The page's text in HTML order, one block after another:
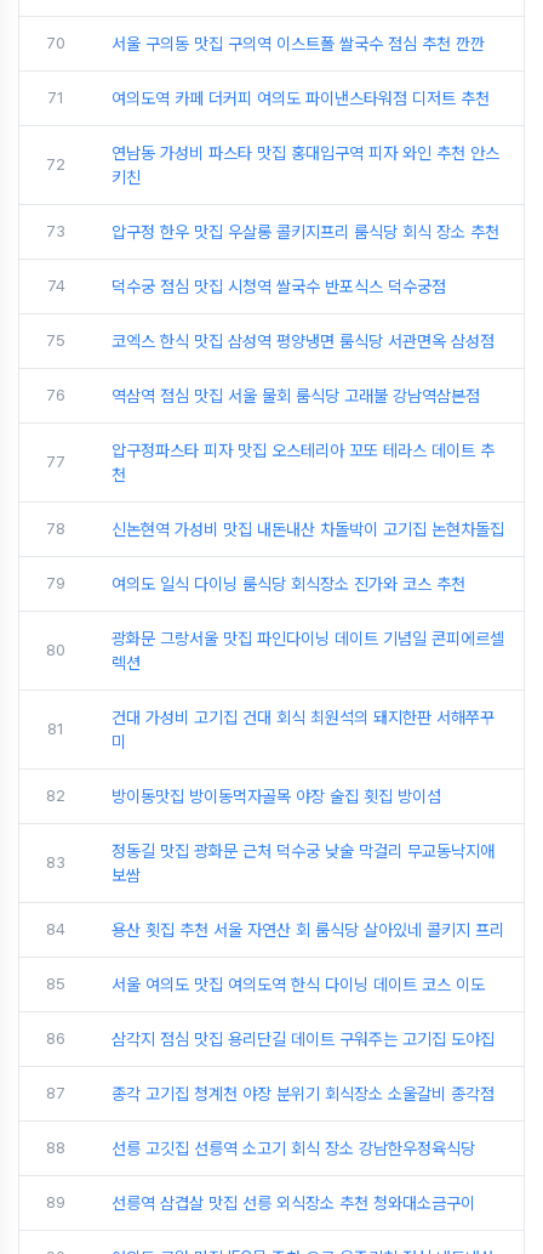
70 서울 구의동 맛집 구의역 이스트폴 쌀국수 점심 추천 깐깐
71 여의도역 카페 더커피 여의도 파이낸스타워점 디저트 추천
72
연남동 가성비 파스타 맛집 홍대입구역 피자 와인 추천 안스
키친
73 압구정 한우 맛집 우살롱 콜키지프리 룸식당 회식 장소 추천
74 덕수궁 점심 맛집 시청역 쌀국수 반포식스 덕수궁점
75 코엑스 한식 맛집 삼성역 평양냉면 룸식당 서관면옥 삼성점
76 역삼역 점심 맛집 서울 물회 룸식당 고래불 강남역삼본점
77
압구정파스타 피자 맛집 오스테리아 꼬또 테라스 데이트 추
천
78 신논현역 가성비 맛집 내돈내산 차돌박이 고기집 논현차돌집
79 여의도 일식 다이닝 룸식당 회식장소 진가와 코스 추천
80
광화문 그랑서울 맛집 파인다이닝 데이트 기념일 콘피에르셀
렉션
81
건대 가성비 고기집 건대 회식 최원석의 돼지한판 서해쭈꾸
미
82 방이동맛집 방이동먹자골목 야장 술집 횟집 방이섬
83
정동길 맛집 광화문 근처 덕수궁 낮술 막걸리 무교동낙지애
보쌈
84 용산 횟집 추천 서울 자연산 회 룸식당 살아있네 콜키지 프리
85 서울 여의도 맛집 여의도역 한식 다이닝 데이트 코스 이도
86 삼각지 점심 맛집 용리단길 데이트 구워주는 고기집 도야집
87 종각 고기집 청계천 야장 분위기 회식장소 소울갈비 종각점
88 선릉 고깃집 선릉역 소고기 회식 장소 강남한우정육식당
89 선릉역 삼겹살 맛집 선릉 외식장소 추천 청와대소금구이